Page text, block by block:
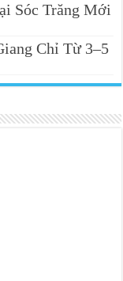
Sóc Trăng Mới
Chỉ Từ 3–5